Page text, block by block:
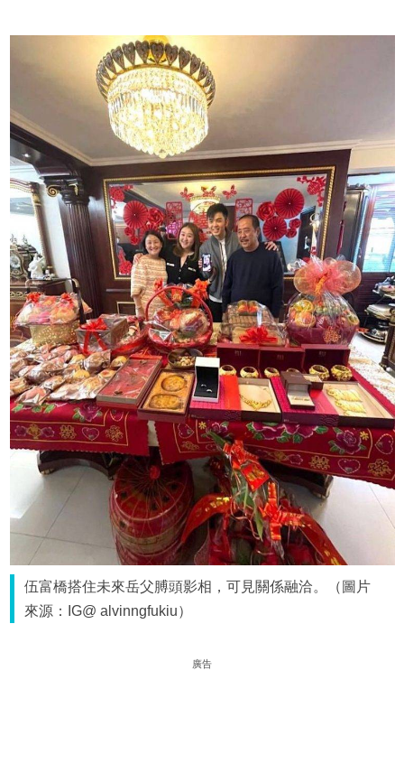
伍富橋搭住未來岳父膊頭影相，可見關係融洽。（圖片
來源：IG@ alvinngfukiu）
廣告